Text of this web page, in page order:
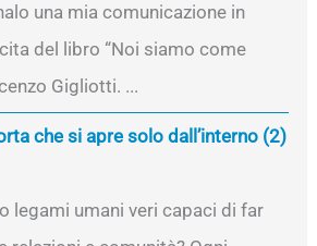
una mia comunicazione in
del libro “Noi siamo come
Gigliotti. ...
che si apre solo dall’interno (2)
legami umani veri capaci di far